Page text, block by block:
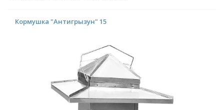
Кормушка "Антигрызун" 15